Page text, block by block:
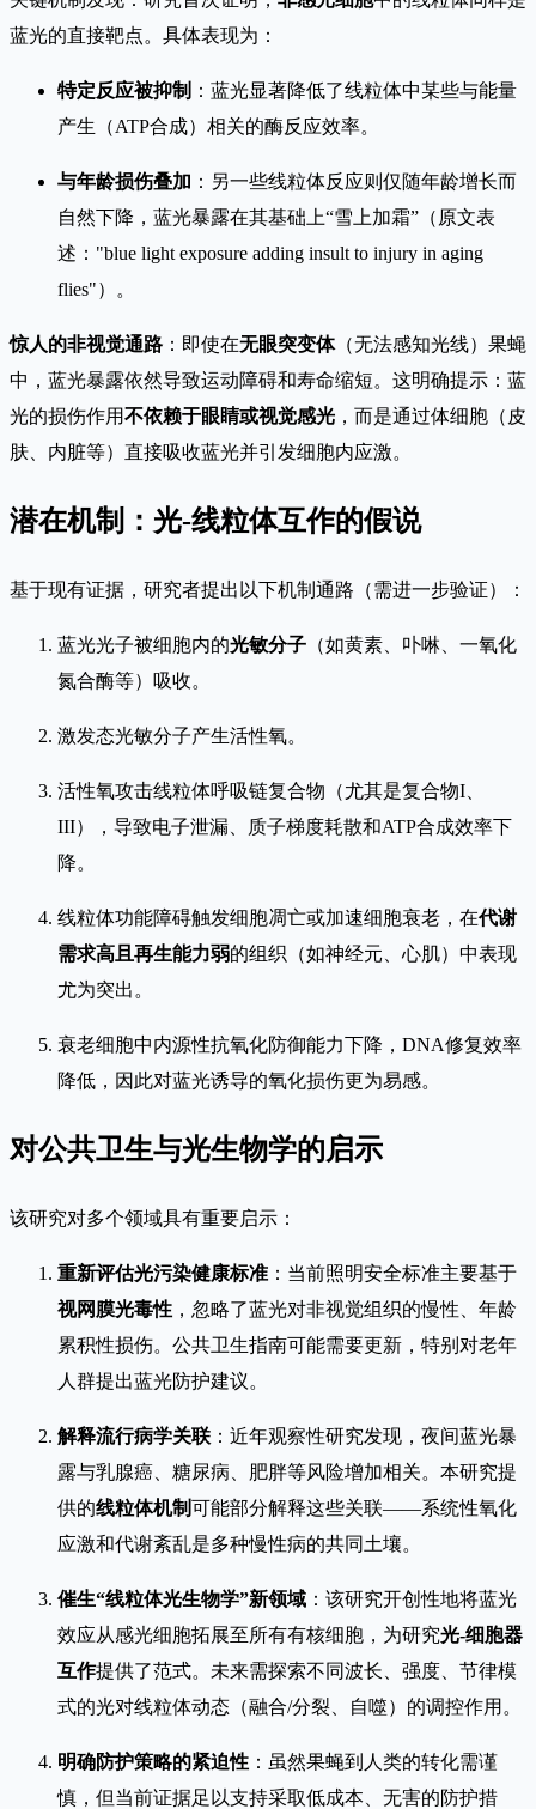
蓝光的直接靶点。具体表现为：
特定反应被抑制 ：蓝光显著降低了线粒体中某些与能量
产生（ATP合成）相关的酶反应效率。
与年龄损伤叠加 ：另一些线粒体反应则仅随年龄增长而
自然下降，蓝光暴露在其基础上“雪上加霜”（原文表
述："blue light exposure adding insult to injury in aging
flies"）。
惊人的非视觉通路 ：即使在无眼突变体（无法感知光线）果蝇
中，蓝光暴露依然导致运动障碍和寿命缩短。这明确提示：蓝
光的损伤作用不依赖于眼睛或视觉感光 ，而是通过体细胞（皮
肤、内脏等）直接吸收蓝光并引发细胞内应激。
潜在机制：光-线粒体互作的假说
基于现有证据，研究者提出以下机制通路（需进一步验证）：
蓝光光子被细胞内的光敏分子 （如黄素、卟啉、一氧化
氮合酶等）吸收。
激发态光敏分子产生活性氧。
活性氧攻击线粒体呼吸链复合物（尤其是复合物I、
III），导致电子泄漏、质子梯度耗散和ATP合成效率下
降。
线粒体功能障碍触发细胞凋亡或加速细胞衰老，在代谢
需求高且再生能力弱的组织（如神经元、心肌）中表现
尤为突出。
衰老细胞中内源性抗氧化防御能力下降，DNA修复效率
降低，因此对蓝光诱导的氧化损伤更为易感。
对公共卫生与光生物学的启示
该研究对多个领域具有重要启示：
重新评估光污染健康标准 ：当前照明安全标准主要基于
视网膜光毒性 ，忽略了蓝光对非视觉组织的慢性、年龄
累积性损伤。公共卫生指南可能需要更新，特别对老年
人群提出蓝光防护建议。
解释流行病学关联 ：近年观察性研究发现，夜间蓝光暴
露与乳腺癌、糖尿病、肥胖等风险增加相关。本研究提
供的线粒体机制可能部分解释这些关联——系统性氧化
应激和代谢紊乱是多种慢性病的共同土壤。
催生“线粒体光生物学”新领域 ：该研究开创性地将蓝光
效应从感光细胞拓展至所有有核细胞，为研究光-细胞器
互作提供了范式。未来需探索不同波长、强度、节律模
式的光对线粒体动态（融合/分裂、自噬）的调控作用。
明确防护策略的紧迫性 ：虽然果蝇到人类的转化需谨
慎，但当前证据足以支持采取低成本、无害的防护措